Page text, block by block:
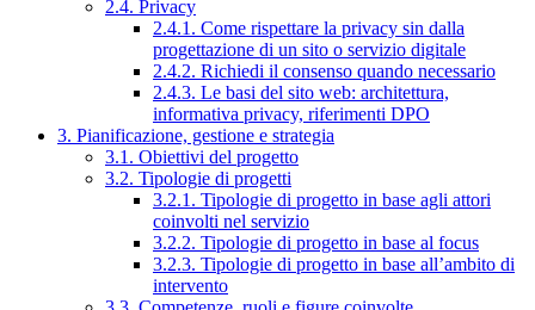
2.4. Privacy
2.4.1. Come rispettare la privacy sin dalla
progettazione di un sito o servizio digitale
2.4.2. Richiedi il consenso quando necessario
2.4.3. Le basi del sito web: architettura,
informativa privacy, riferimenti DPO
3. Pianificazione, gestione e strategia
3.1. Obiettivi del progetto
3.2. Tipologie di progetti
3.2.1. Tipologie di progetto in base agli attori
coinvolti nel servizio
3.2.2. Tipologie di progetto in base al focus
3.2.3. Tipologie di progetto in base all’ambito di
intervento